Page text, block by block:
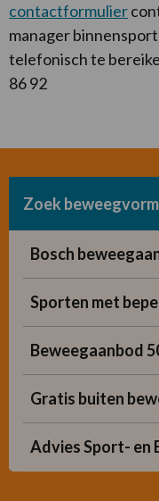
contactformulier
manager
telefonisch te
86 92
Zoek beweegvorm
Bosch
Sporten met
Beweegaanbod
Gratis buiten
Advies Sport- en